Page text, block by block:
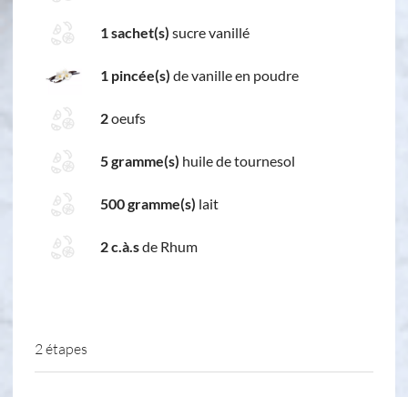
1 sachet(s) sucre vanillé
1 pincée(s) de vanille en poudre
2oeufs
5 gramme(s) huile de tournesol
500 gramme(s) lait
2 c.à.sde Rhum
2 étapes